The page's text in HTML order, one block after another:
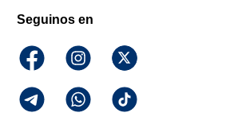
Seguinos en